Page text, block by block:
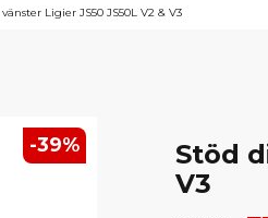
Ligier JS50 JS50L V2 & V3
-39%
Stöd
V3